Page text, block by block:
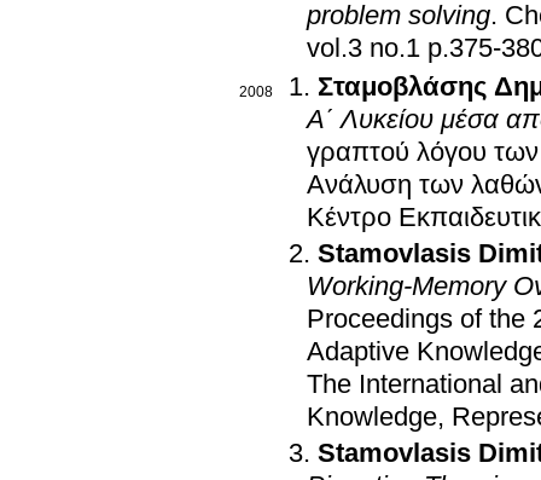
problem solving.
vol.3 no.1 p.375-
2008
Σταμοβλάσης
Α΄ Λυκείου μέσα
γραπτού λόγου
Ανάλυση των
Κέντρο
Stamovlasis
Working-Memory
Proceedings of the
Adaptive
The International
Knowledge,
Stamovlasis